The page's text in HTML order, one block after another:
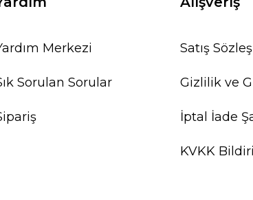
Merkezi
Sorulan Sorular
Satış
Gizlilik ve
İptal İade
KVKK